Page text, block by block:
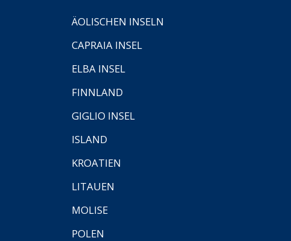
ÄOLISCHEN INSELN
CAPRAIA INSEL
ELBA INSEL
FINNLAND
GIGLIO INSEL
ISLAND
KROATIEN
LITAUEN
MOLISE
POLEN